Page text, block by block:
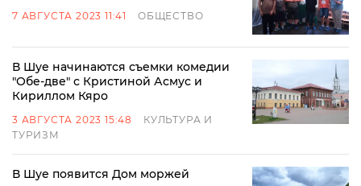
7 АВГУСТА 2023 11:41 ОБЩЕСТВО
В Шуе начинаются съемки комедии
"Обе-две" с Кристиной Асмус и
Кириллом Кяро
3 АВГУСТА 2023 15:48
КУЛЬТУРА И
ТУРИЗМ
В Шуе появится Дом моржей